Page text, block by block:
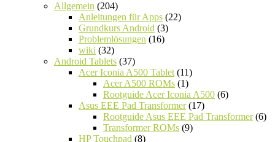
Allgemein (204)
Anleitungen für Apps (22)
Grundkurs Android (3)
Problemlösungen (16)
wiki (32)
Android Tablets (37)
Acer Iconia A500 Tablet (11)
Acer A500 ROMs (1)
Rootguide Acer Iconia A500 (6)
Asus EEE Pad Transformer(17)
Rootguide Asus EEE Pad Transformer(6)
Transformer ROMs (9)
HP Touchpad (8)